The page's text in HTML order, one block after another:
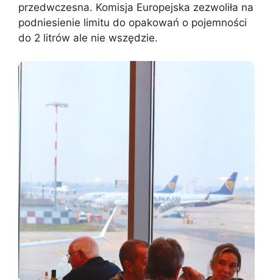
przedwczesna. Komisja Europejska zezwoliła na
podniesienie limitu do opakowań o pojemności
do 2 litrów ale nie wszędzie.